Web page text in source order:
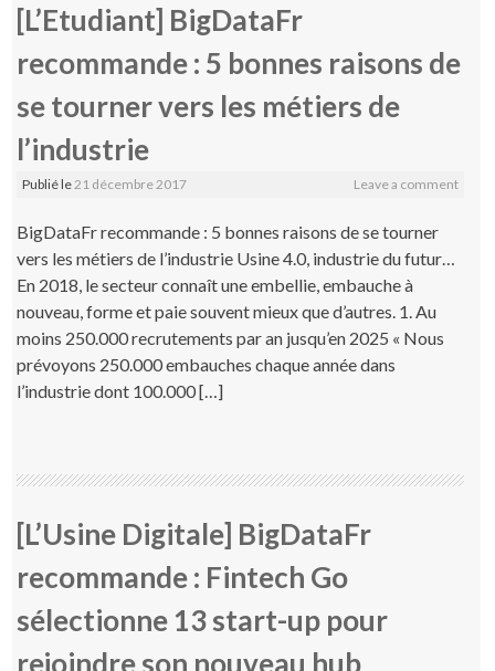
[L’Etudiant] BigDataFr
recommande : 5 bonnes raisons de
se tourner vers les métiers de
l’industrie
Publié le 21 décembre 2017 Leave a comment
BigDataFr recommande : 5 bonnes raisons de se tourner
vers les métiers de l’industrie Usine 4.0, industrie du futur…
En 2018, le secteur connaît une embellie, embauche à
nouveau, forme et paie souvent mieux que d’autres. 1. Au
moins 250.000 recrutements par an jusqu’en 2025 « Nous
prévoyons 250.000 embauches chaque année dans
l’industrie dont 100.000 […]
[L’Usine Digitale] BigDataFr
recommande : Fintech Go
sélectionne 13 start-up pour
rejoindre son nouveau hub